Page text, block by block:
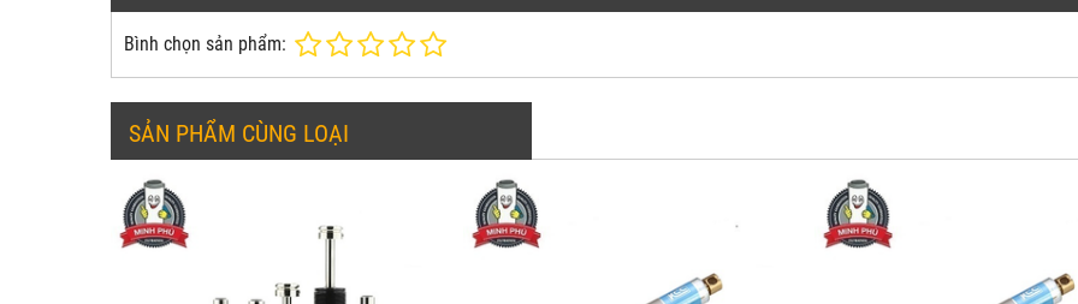
Bình chọn sản phẩm:
SẢN PHẨM CÙNG LOẠI